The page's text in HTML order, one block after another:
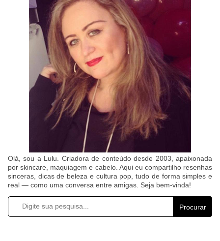
Olá, sou a Lulu. Criadora de conteúdo desde 2003, apaixonada
por skincare, maquiagem e cabelo. Aqui eu compartilho resenhas
sinceras, dicas de beleza e cultura pop, tudo de forma simples e
real — como uma conversa entre amigas. Seja bem-vinda!
Procurar